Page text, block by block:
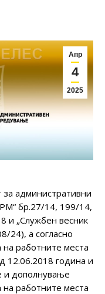
Апр
4
2025
административни
бр.27/14, 199/14,
и „Службен весник
24), а согласно
на работните места
12.06.2018 година и
и дополнување
на работните места